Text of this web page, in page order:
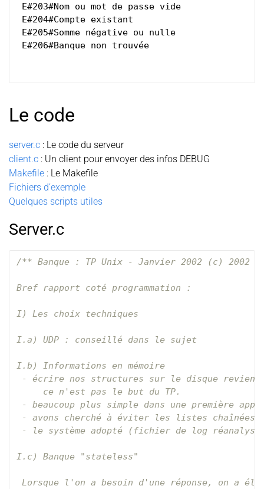
E#203#Nom ou mot de passe vide
E#204#Compte existant
E#205#Somme négative ou nulle
E#206#Banque non trouvée
Le code
server.c : Le code du serveur
client.c : Un client pour envoyer des infos DEBUG
Makefile : Le Makefile
Fichiers d’exemple
Quelques scripts utiles
Server.c
/** Banque : TP Unix - Janvier 2002 (c) 2002
Bref rapport coté programmation :
I) Les choix techniques
I.a) UDP : conseillé dans le sujet
I.b) Informations en mémoire
- écrire nos structures sur le disque revient
     ce n'est pas le but du TP.
- beaucoup plus simple dans une première
- avons cherché à éviter les listes chaînées,
- le système adopté (fichier de log
I.c) Banque "stateless"
Lorsque l'on a besoin d'une réponse, on a